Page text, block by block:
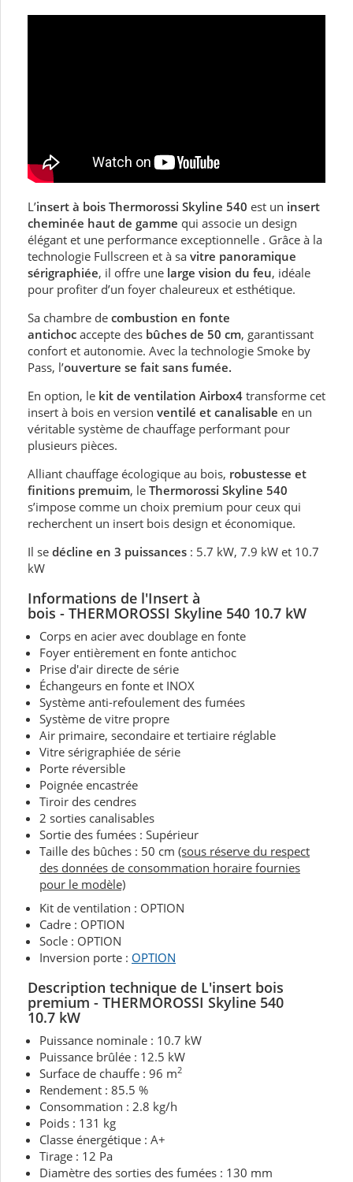
L’insert à bois Thermorossi Skyline 540 est un insert
cheminée haut de gamme qui associe un design
élégant et une performance exceptionnelle . Grâce à la
technologie Fullscreen et à sa vitre panoramique
sérigraphiée, il offre une large vision du feu, idéale
pour profiter d’un foyer chaleureux et esthétique.
Sa chambre de combustion en fonte
antichoc accepte des bûches de 50 cm, garantissant
confort et autonomie. Avec la technologie Smoke by
Pass, l’ouverture se fait sans fumée.
En option, le kit de ventilation Airbox4 transforme cet
insert à bois en version ventilé et canalisable en un
véritable système de chauffage performant pour
plusieurs pièces.
Alliant chauffage écologique au bois, robustesse et
finitions premuim, le Thermorossi Skyline 540
s’impose comme un choix premium pour ceux qui
recherchent un insert bois design et économique.
Il se décline en 3 puissances : 5.7 kW, 7.9 kW et 10.7
kW
Informations de l'Insert à
bois - THERMOROSSI Skyline 540 10.7 kW
Corps en acier avec doublage en fonte
Foyer entièrement en fonte antichoc
Prise d'air directe de série
Échangeurs en fonte et INOX
Système anti-refoulement des fumées
Système de vitre propre
Air primaire, secondaire et tertiaire réglable
Vitre sérigraphiée de série
Porte réversible
Poignée encastrée
Tiroir des cendres
2 sorties canalisables
Sortie des fumées : Supérieur
Taille des bûches : 50 cm (sous réserve du respect
des données de consommation horaire fournies
pour le modèle)
Kit de ventilation : OPTION
Cadre : OPTION
Socle : OPTION
Inversion porte : OPTION
Description technique de L'insert bois
premium - THERMOROSSI Skyline 540
10.7 kW
Puissance nominale : 10.7 kW
Puissance brûlée : 12.5 kW
Surface de chauffe : 96 m2
Rendement : 85.5 %
Consommation : 2.8 kg/h
Poids : 131 kg
Classe énergétique : A+
Tirage : 12 Pa
Diamètre des sorties des fumées : 130 mm